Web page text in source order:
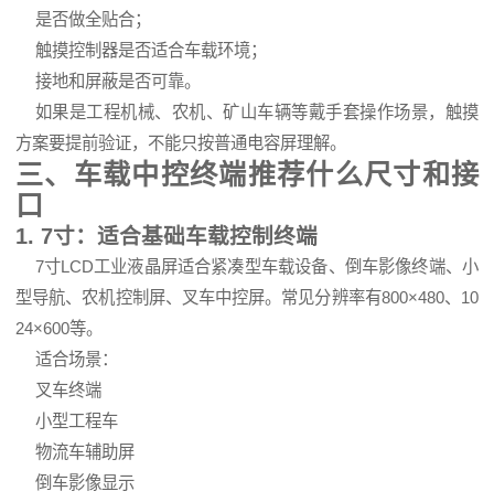
是否做全贴合；
触摸控制器是否适合车载环境；
接地和屏蔽是否可靠。
如果是工程机械、农机、矿山车辆等戴手套操作场景，触摸
方案要提前验证，不能只按普通电容屏理解。
三、车载中控终端推荐什么尺寸和接
口
1. 7寸：适合基础车载控制终端
7寸LCD工业液晶屏适合紧凑型车载设备、倒车影像终端、小
型导航、农机控制屏、叉车中控屏。常见分辨率有800×480、10
24×600等。
适合场景：
叉车终端
小型工程车
物流车辅助屏
倒车影像显示